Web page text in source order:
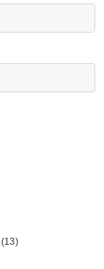
(13)